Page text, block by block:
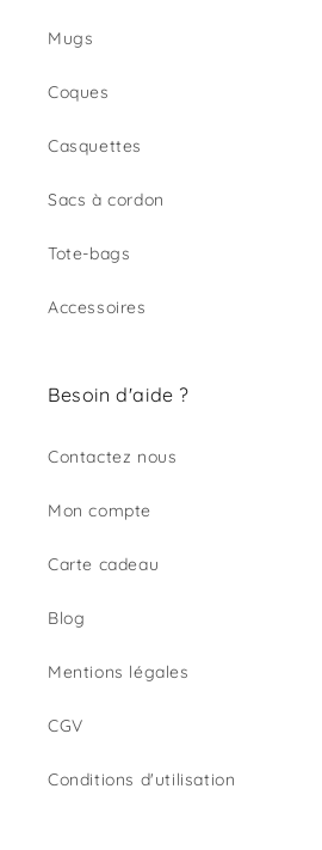
Mugs
Coques
Casquettes
Sacs à cordon
Tote-bags
Accessoires
Besoin d'aide ?
Contactez nous
Mon compte
Carte cadeau
Blog
Mentions légales
CGV
Conditions d'utilisation